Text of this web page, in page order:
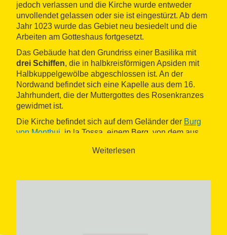
jedoch verlassen und die Kirche wurde entweder
unvollendet gelassen oder sie ist eingestürzt. Ab dem
Jahr 1023 wurde das Gebiet neu besiedelt und die
Arbeiten am Gotteshaus fortgesetzt.
Das Gebäude hat den Grundriss einer Basilika mit
drei Schiffen, die in halbkreisförmigen Apsiden mit
Halbkuppelgewölbe abgeschlossen ist. An der
Nordwand befindet sich eine Kapelle aus dem 16.
Jahrhundert, die der Muttergottes des Rosenkranzes
gewidmet ist.
Die Kirche befindet sich auf dem Geländer der Burg
von Montbui , in la Tossa, einem Berg, von dem aus
Weiterlesen